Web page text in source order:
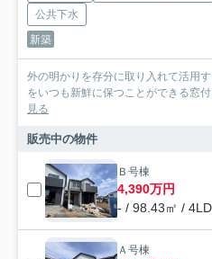
公共下水
新築
外の明かりを存分に取り入れて活用
をいつも新鮮に保つことができる窓
見る
販売中の物件
Ｂ号棟
4,390万円
- / 98.43㎡ /
Ａ号棟